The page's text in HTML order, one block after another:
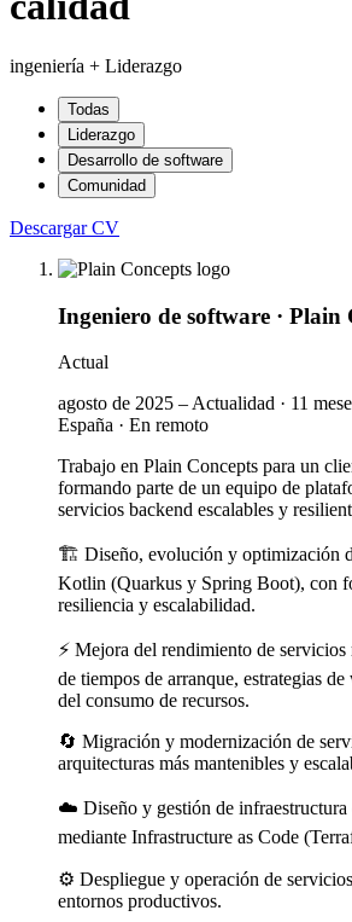
ingeniería + Liderazgo
Todas
Liderazgo
Desarrollo de software
Comunidad
Descargar CV
Ingeniero de software · Plain
Actual
agosto de 2025 – Actualidad · 11
España · En remoto
Trabajo en Plain Concepts para un
formando parte de un equipo de
servicios backend escalables y
🏗️ Diseño, evolución y optimización
Kotlin (Quarkus y Spring Boot), con
resiliencia y escalabilidad.
⚡ Mejora del rendimiento de
de tiempos de arranque, estrategias
del consumo de recursos.
🔄 Migración y modernización de
arquitecturas más mantenibles y
☁️ Diseño y gestión de infraestructura
mediante Infrastructure as Code
⚙️ Despliegue y operación de
entornos productivos.